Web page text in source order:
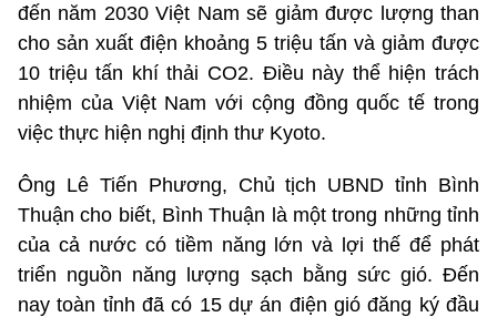
đến năm 2030 Việt Nam sẽ giảm được lượng than
cho sản xuất điện khoảng 5 triệu tấn và giảm được
10 triệu tấn khí thải CO2. Điều này thể hiện trách
nhiệm của Việt Nam với cộng đồng quốc tế trong
việc thực hiện nghị định thư Kyoto.
Ông Lê Tiến Phương, Chủ tịch UBND tỉnh Bình
Thuận cho biết, Bình Thuận là một trong những tỉnh
của cả nước có tiềm năng lớn và lợi thế để phát
triển nguồn năng lượng sạch bằng sức gió. Đến
nay toàn tỉnh đã có 15 dự án điện gió đăng ký đầu